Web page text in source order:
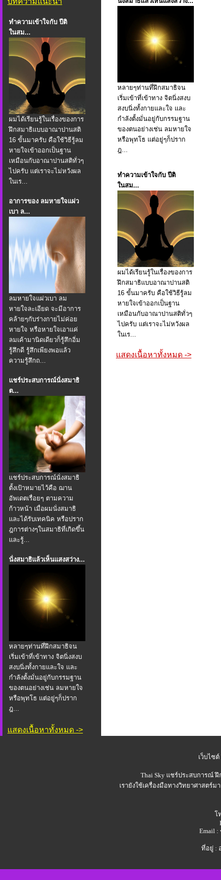
ทำความเข้าใจกับ ปีติ
ในสม...
ผมได้เรียนรู้ในเรื่องของการ
ฝึกสมาธิแบบอาณาปานสติ
16 ขั้นมาครับ คือใช้วิธีรู้ลม
หายใจเข้าออกเป็นฐาน
เหมือนกับอาณาปานสติทั่วๆ
ไปครับ แต่เราจะไม่หวังผล
ในเร...
อาการของ ลมหายใจแผ่ว
เบา ล...
ลมหายใจแผ่วเบา ลม
หายใจละเอียด จะมีอาการ
คล้ายๆกับร่างกายไม่ค่อย
หายใจ หรือหายใจเอาแค่
ลมเค้ามานิดเดียวก็รู้สึกอิ่ม
รู้สึกดี รู้สึกเพียงพอแล้ว
ความรู้สึกถ...
แชร์ประสบการณ์นั่งสมาธิ
ต...
แชร์ประสบการณ์นั่งสมาธิ
ตั้งเป้าหมายไว้คือ ฌาน
อัพเดตเรื่อยๆ ตามความ
ก้าวหน้า เมื่อผมนั่งสมาธิ
และได้รับเทคนิค หรือปราก
ฎการต่างๆในสมาธิที่เกิดขึ้น
และรู้...
นั่งสมาธิแล้วเห็นแสงสว่าง...
หลายๆท่านที่ฝึกสมาธิจน
เริ่มเข้าที่เข้าทาง จิตนิ่งสงบ
สงบนิ่งทั้งกายและใจ และ
กำลังตั้งมั่นอยู่กับกรรมฐาน
ของตนอย่างเช่น ลมหายใจ
หรือพุทโธ แต่อยู่ๆก็ปราก
ฎ...
แสดงเนื้อหาทั้งหมด ->
หลายๆท่านที่ฝึกสมาธิจน
เริ่มเข้าที่เข้าทาง จิตนิ่งสงบ
สงบนิ่งทั้งกายและใจ และ
กำลังตั้งมั่นอยู่กับกรรมฐาน
ของตนอย่างเช่น ลมหายใจ
หรือพุทโธ แต่อยู่ๆก็ปราก
ฎ...
ทำความเข้าใจกับ ปีติ
ในสม...
ผมได้เรียนรู้ในเรื่องของการ
ฝึกสมาธิแบบอาณาปานสติ
16 ขั้นมาครับ คือใช้วิธีรู้ลม
หายใจเข้าออกเป็นฐาน
เหมือนกับอาณาปานสติทั่วๆ
ไปครับ แต่เราจะไม่หวังผล
ในเร...
แสดงเนื้อหาทั้งหมด ->
เว็บไซ
Thai Sky แชร์ประสบการณ์
เรายังใช้เครื่องมือทางวิทยาศาสต
โ
Email :
ที่อยู่ :